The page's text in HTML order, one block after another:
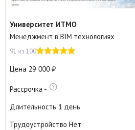
Университет ИТМО
Менеджмент в BIM технологиях
91 из 100
Цена 29 000
Рассрочка -
Длительность 1 день
Трудоустройство Нет